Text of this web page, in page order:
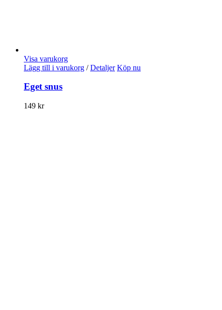
Visa varukorg
Lägg till i varukorg / Detaljer Köp nu
Eget snus
149 kr